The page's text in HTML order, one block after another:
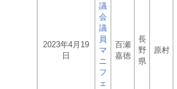
2023年4月19
日
議
会
議
員
マ
ニ
フ
ェ
百瀬
嘉徳
長
野
県
原村